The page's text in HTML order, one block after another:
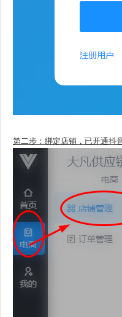
第二步：绑定店铺，已开通抖